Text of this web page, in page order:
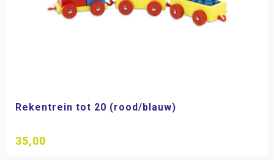
Rekentrein tot 20 (rood/blauw)
35,00